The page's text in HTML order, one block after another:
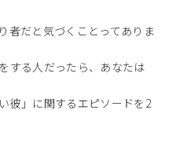
者だと気づくことってありま
する人だったら、あなたは
彼」に関するエピソードを2